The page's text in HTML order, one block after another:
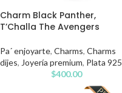
Charm Black Panther,
T’Challa The Avengers
Pa´ enjoyarte, Charms, Charms
dijes, Joyería premium, Plata 925
$400.00